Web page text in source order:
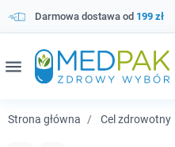
Darmowa dostawa od 199 zł
menu
Strona główna Cel zdrowotny